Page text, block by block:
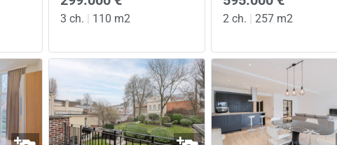
3 ch. | 110 m2 2 ch. | 257 m2